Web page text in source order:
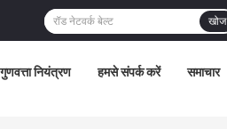
खोज
गुणवत्ता नियंत्रण हमसे संपर्क करें समाचार